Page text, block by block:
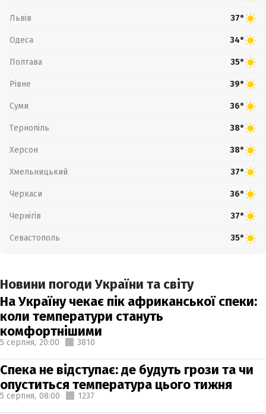
Львів 37°
Одеса 34°
Полтава 35°
Рівне 39°
Суми 36°
Тернопіль 38°
Херсон 38°
Хмельницький 37°
Черкаси 36°
Чернігів 37°
Севастополь 35°
Новини погоди України та світу
На Україну чекає пік африканської спеки:
коли температури стануть
комфортнішими
5 серпня, 20:00 3810
Спека не відступає: де будуть грози та чи
опуститься температура цього тижня
5 серпня, 08:00 1237